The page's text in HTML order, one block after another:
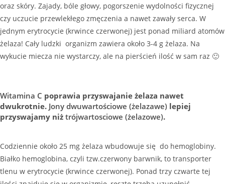
oraz skóry. Zajady, bóle głowy, pogorszenie wydolności fizycznej
czy uczucie przewlekłego zmęczenia a nawet zawały serca. W
jednym erytrocycie (krwince czerwonej) jest ponad miliard atomów
żelaza! Cały ludzki organizm zawiera około 3-4 g żelaza. Na
wykucie miecza nie wystarczy, ale na pierścień ilość w sam raz 🙂
Witamina C poprawia przyswajanie żelaza nawet
dwukrotnie. Jony dwuwartościowe (żelazawe) lepiej
przyswajamy niż trójwartosciowe (żelazowe).
Codziennie około 25 mg żelaza wbudowuje się do hemoglobiny.
Białko hemoglobina, czyli tzw.czerwony barwnik, to transporter
tlenu w erytrocycie (krwince czerwonej). Ponad trzy czwarte tej